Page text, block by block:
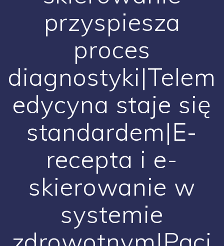
przyspiesza
proces
diagnostyki|Telem
edycyna staje się
standardem|E-
recepta i e-
skierowanie w
systemie